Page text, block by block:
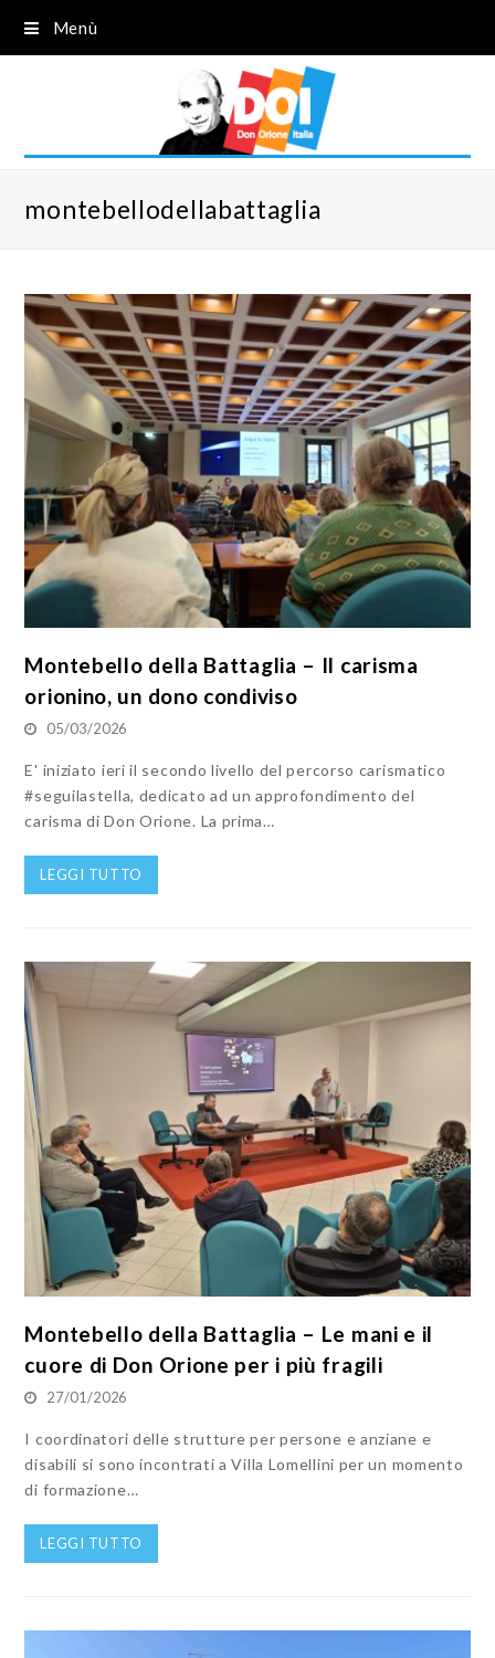
Menù
montebellodellabattaglia
Montebello della Battaglia – Il carisma
orionino, un dono condiviso
05/03/2026
E' iniziato ieri il secondo livello del percorso carismatico
#seguilastella, dedicato ad un approfondimento del
carisma di Don Orione. La prima…
LEGGI TUTTO
Montebello della Battaglia – Le mani e il
cuore di Don Orione per i più fragili
27/01/2026
I coordinatori delle strutture per persone e anziane e
disabili si sono incontrati a Villa Lomellini per un momento
di formazione…
LEGGI TUTTO